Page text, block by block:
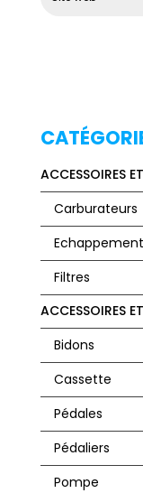
ACCESSOIRES
Carburateurs
Filtres
ACCESSOIRES
Bidons
Cassette
Pédales
Pédaliers
Pompe